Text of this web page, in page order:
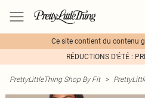
Ce site contient du contenu
RÉDUCTIONS D'ÉTÉ :
PrettyLittleThing Shop By Fit >